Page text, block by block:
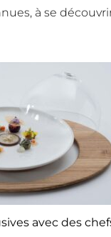
à se
avec des